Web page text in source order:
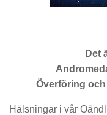
Det
Överföring
Hälsningar i vår